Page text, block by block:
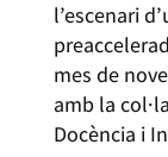
l’escenari
mes de
amb la
Docència i